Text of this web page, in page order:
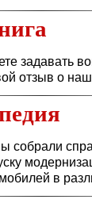
задавать
отзыв о
собрали
в